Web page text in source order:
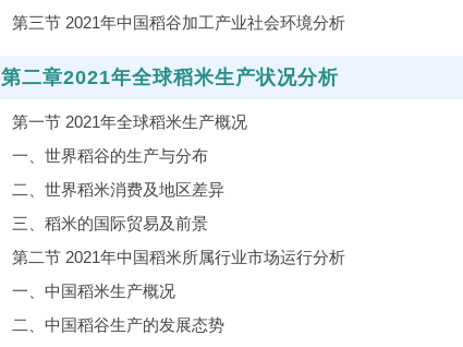
第三节 2021年中国稻谷加工产业社会环境分析
第二章2021年全球稻米生产状况分析
第一节 2021年全球稻米生产概况
一、世界稻谷的生产与分布
二、世界稻米消费及地区差异
三、稻米的国际贸易及前景
第二节 2021年中国稻米所属行业市场运行分析
一、中国稻米生产概况
二、中国稻谷生产的发展态势